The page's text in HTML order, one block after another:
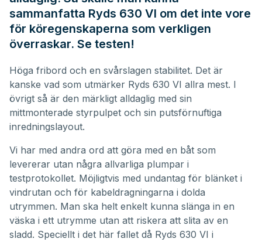
sammanfatta Ryds 630 VI om det inte vore
för köregenskaperna som verkligen
överraskar. Se testen!
Höga fribord och en svårslagen stabilitet. Det är
kanske vad som utmärker Ryds 630 VI allra mest. I
övrigt så är den märkligt alldaglig med sin
mittmonterade styrpulpet och sin putsförnuftiga
inredningslayout.
Vi har med andra ord att göra med en båt som
levererar utan några allvarliga plumpar i
testprotokollet. Möjligtvis med undantag för blänket i
vindrutan och för kabeldragningarna i dolda
utrymmen. Man ska helt enkelt kunna slänga in en
väska i ett utrymme utan att riskera att slita av en
sladd. Speciellt i det här fallet då Ryds 630 VI i